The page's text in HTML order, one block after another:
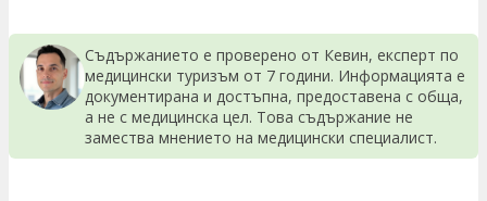
Съдържанието е проверено от Кевин, експерт по
медицински туризъм от 7 години. Информацията е
документирана и достъпна, предоставена с обща,
а не с медицинска цел. Това съдържание не
замества мнението на медицински специалист.